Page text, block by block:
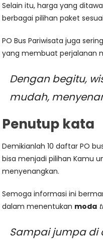
Selain itu, harga yang
berbagai pilihan paket
PO Bus Pariwisata juga
yang membuat perjalanan
Dengan begitu,
mudah,
Penutup kata
Demikianlah 10 daftar PO
bisa menjadi pilihan Kamu
menyenangkan.
Semoga informasi ini
dalam menentukan moda
Sampai jumpa di